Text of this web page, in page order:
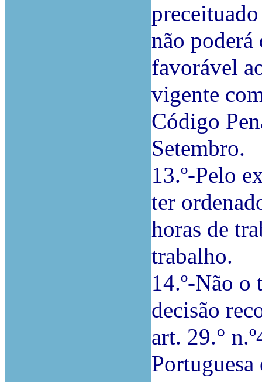
não poderá
favorável
vigente
Código
Setembro.
13.º-Pelo
ter
horas de
trabalho.
14.º-Não o
decisão
art. 29.°